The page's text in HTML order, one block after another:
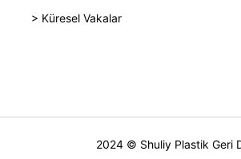
> Küresel Vakalar
2024 © Shuliy Plastik Geri